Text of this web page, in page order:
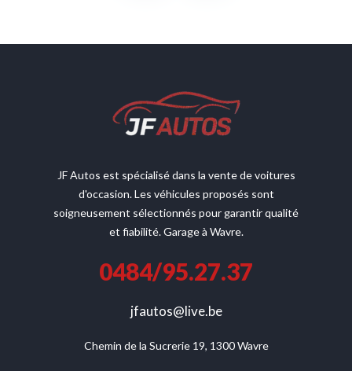
JF Autos est spécialisé dans la vente de voitures
d'occasion. Les véhicules proposés sont
soigneusement sélectionnés pour garantir qualité
et fiabilité. Garage à Wavre.
0484/95.27.37
jfautos@live.be
Chemin de la Sucrerie 19, 1300 Wavre